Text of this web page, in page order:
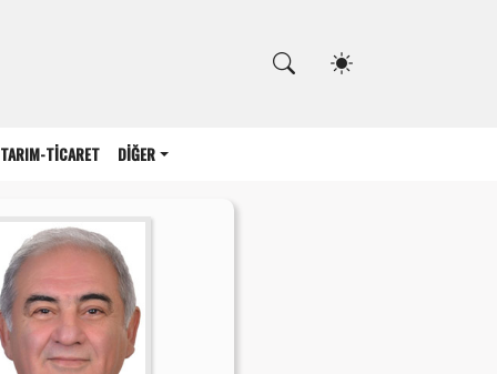
TARIM-TİCARET DİĞER